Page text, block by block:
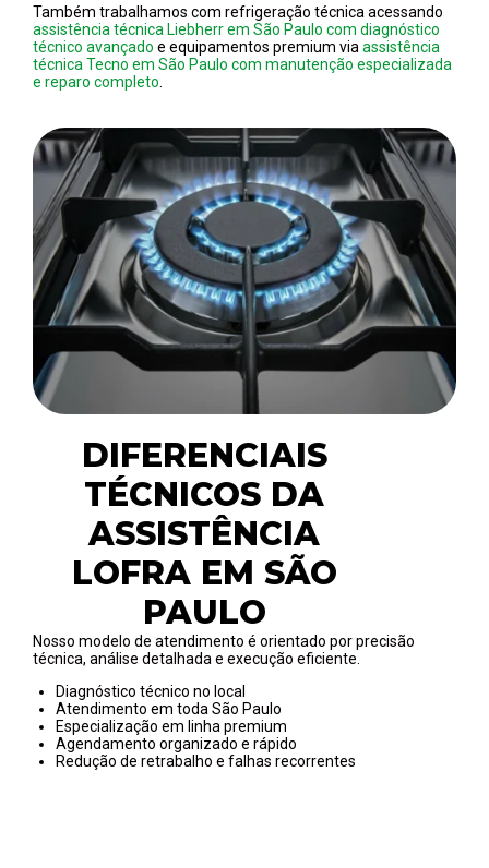
Também trabalhamos com refrigeração técnica acessando
assistência técnica Liebherr em São Paulo com diagnóstico
técnico avançado e equipamentos premium via assistência
técnica Tecno em São Paulo com manutenção especializada
e reparo completo
DIFERENCIAIS
TÉCNICOS DA
ASSISTÊNCIA
LOFRA EM SÃO
PAULO
Nosso modelo de atendimento é orientado por precisão
técnica, análise detalhada e execução eficiente.
Diagnóstico técnico no local
Atendimento em toda São Paulo
Especialização em linha premium
Agendamento organizado e rápido
Redução de retrabalho e falhas recorrentes